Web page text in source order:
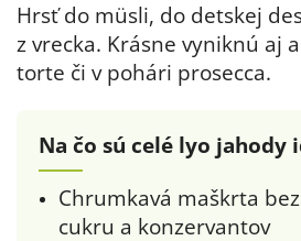
Hrsť do müsli, do detskej
z vrecka. Krásne vyniknú aj
torte či v pohári prosecca.
Na čo sú celé lyo jahody
Chrumkavá maškrta
cukru a konzervantov